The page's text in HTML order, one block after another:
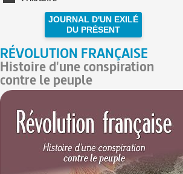
JOURNAL D'UN EXILÉ
DU PRÉSENT
RÉVOLUTION FRANÇAISE
Histoire d'une conspiration
contre le peuple